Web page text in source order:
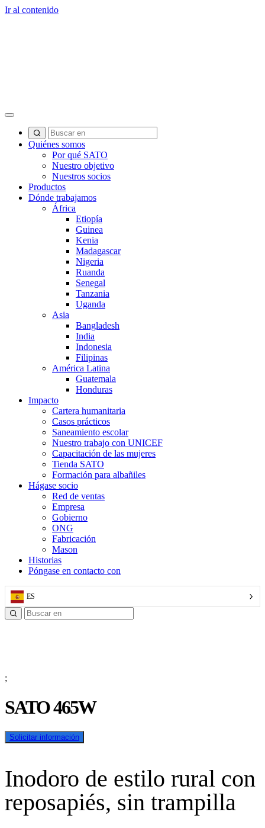
Ir al contenido
Quiénes somos
Por qué SATO
Nuestro objetivo
Nuestros socios
Productos
Dónde trabajamos
África
Etiopía
Guinea
Kenia
Madagascar
Nigeria
Ruanda
Senegal
Tanzania
Uganda
Asia
Bangladesh
India
Indonesia
Filipinas
América Latina
Guatemala
Honduras
Impacto
Cartera humanitaria
Casos prácticos
Saneamiento escolar
Nuestro trabajo con UNICEF
Capacitación de las mujeres
Tienda SATO
Formación para albañiles
Hágase socio
Red de ventas
Empresa
Gobierno
ONG
Fabricación
Mason
Historias
Póngase en contacto con
ES
;
SATO 465W
Solicitar información
Inodoro de estilo rural con
reposapiés, sin trampilla